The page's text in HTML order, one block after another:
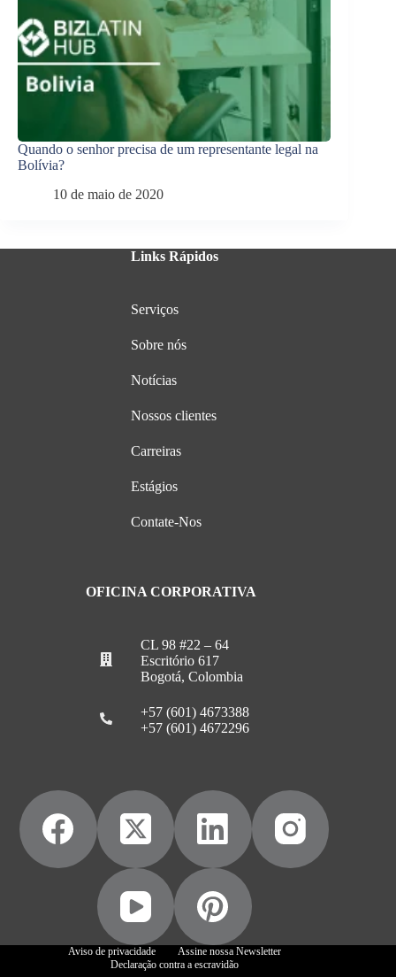
Quando o senhor precisa de um representante legal na
Bolívia?
10 de maio de 2020
Links Rápidos
Serviços
Sobre nós
Notícias
Nossos clientes
Carreiras
Estágios
Contate-Nos
OFICINA CORPORATIVA
CL 98 #22 – 64
Escritório 617
Bogotá, Colombia
+57 (601) 4673388
+57 (601) 4672296
Aviso de privacidade
Assine nossa Newsletter
Declaração contra a escravidão